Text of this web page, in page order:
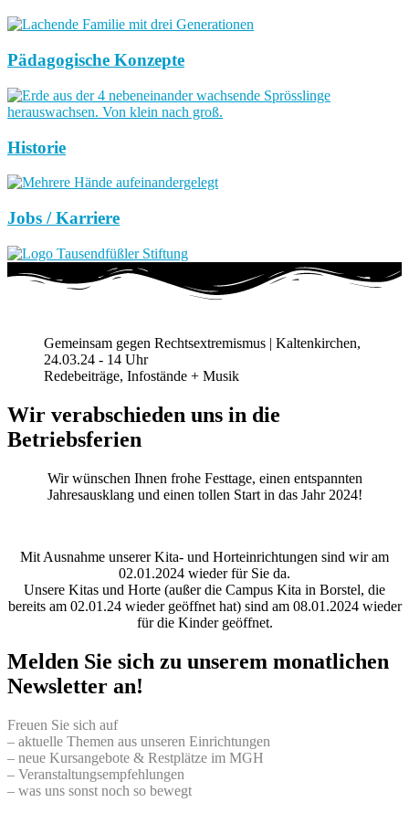
Pädagogische Konzepte
Historie
Jobs / Karriere
Gemeinsam gegen Rechtsextremismus | Kaltenkirchen,
24.03.24 - 14 Uhr
Redebeiträge, Infostände + Musik
Wir verabschieden uns in die
Betriebsferien
Wir wünschen Ihnen frohe Festtage, einen entspannten
Jahresausklang und einen tollen Start in das Jahr 2024!
Mit Ausnahme unserer Kita- und Horteinrichtungen sind wir am
02.01.2024 wieder für Sie da.
Unsere Kitas und Horte (außer die Campus Kita in Borstel, die
bereits am 02.01.24 wieder geöffnet hat) sind am 08.01.2024 wieder
für die Kinder geöffnet.
Melden Sie sich zu unserem monatlichen
Newsletter an!
Freuen Sie sich auf
– aktuelle Themen aus unseren Einrichtungen
– neue Kursangebote & Restplätze im MGH
– Veranstaltungsempfehlungen
– was uns sonst noch so bewegt